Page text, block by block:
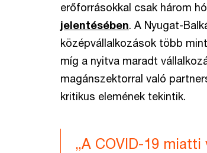
erőforrásokkal csak három
jelentésében. A Nyugat-
középvállalkozások több
míg a nyitva maradt
magánszektorral való
kritikus elemének tekintik.
„A COVID-19